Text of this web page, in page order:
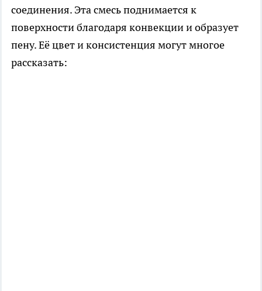
соединения. Эта смесь поднимается к
поверхности благодаря конвекции и образует
пену. Её цвет и консистенция могут многое
рассказать: